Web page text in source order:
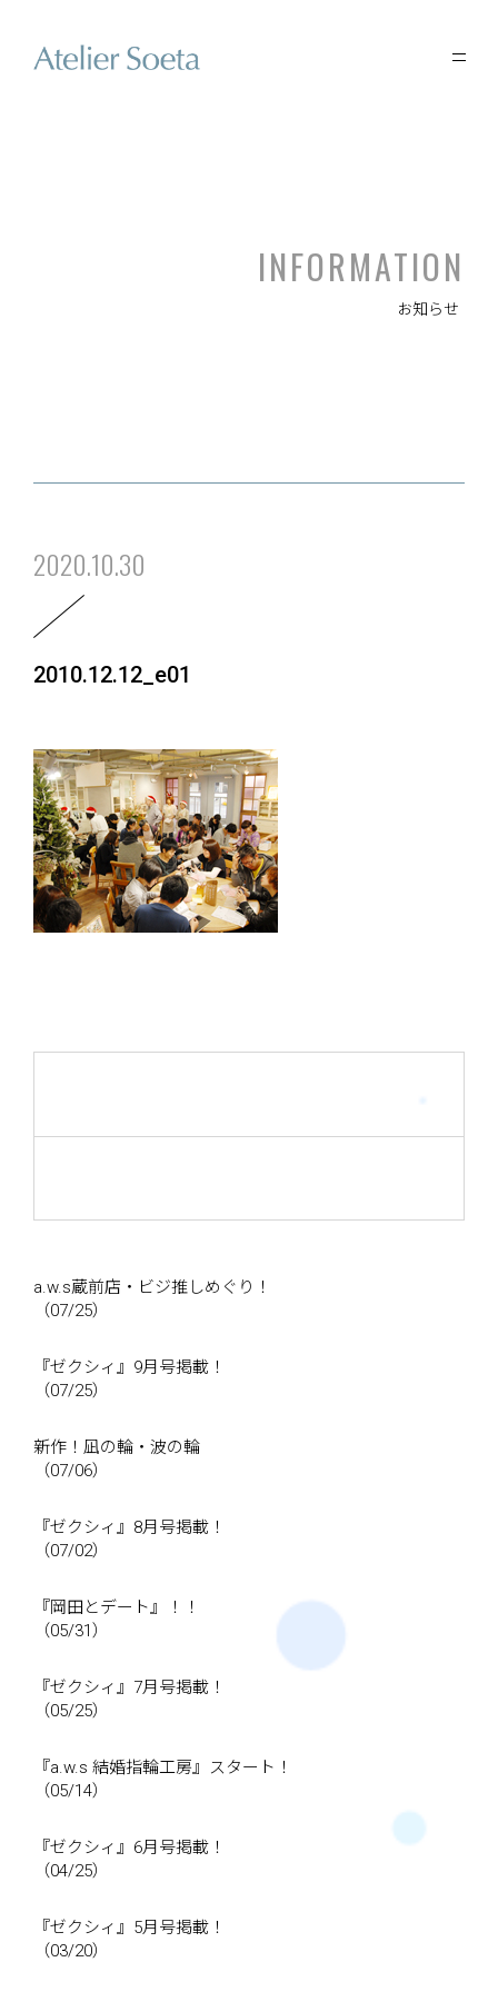
INFORMATION
お知らせ
2020.10.30
2010.12.12_e01
a.w.s蔵前店・ビジ推しめぐり！
（07/25）
『ゼクシィ』9月号掲載！
（07/25）
新作！凪の輪・波の輪
（07/06）
『ゼクシィ』8月号掲載！
（07/02）
『岡田とデート』！！
（05/31）
『ゼクシィ』7月号掲載！
（05/25）
『a.w.s 結婚指輪工房』スタート！
（05/14）
『ゼクシィ』6月号掲載！
（04/25）
『ゼクシィ』5月号掲載！
（03/20）